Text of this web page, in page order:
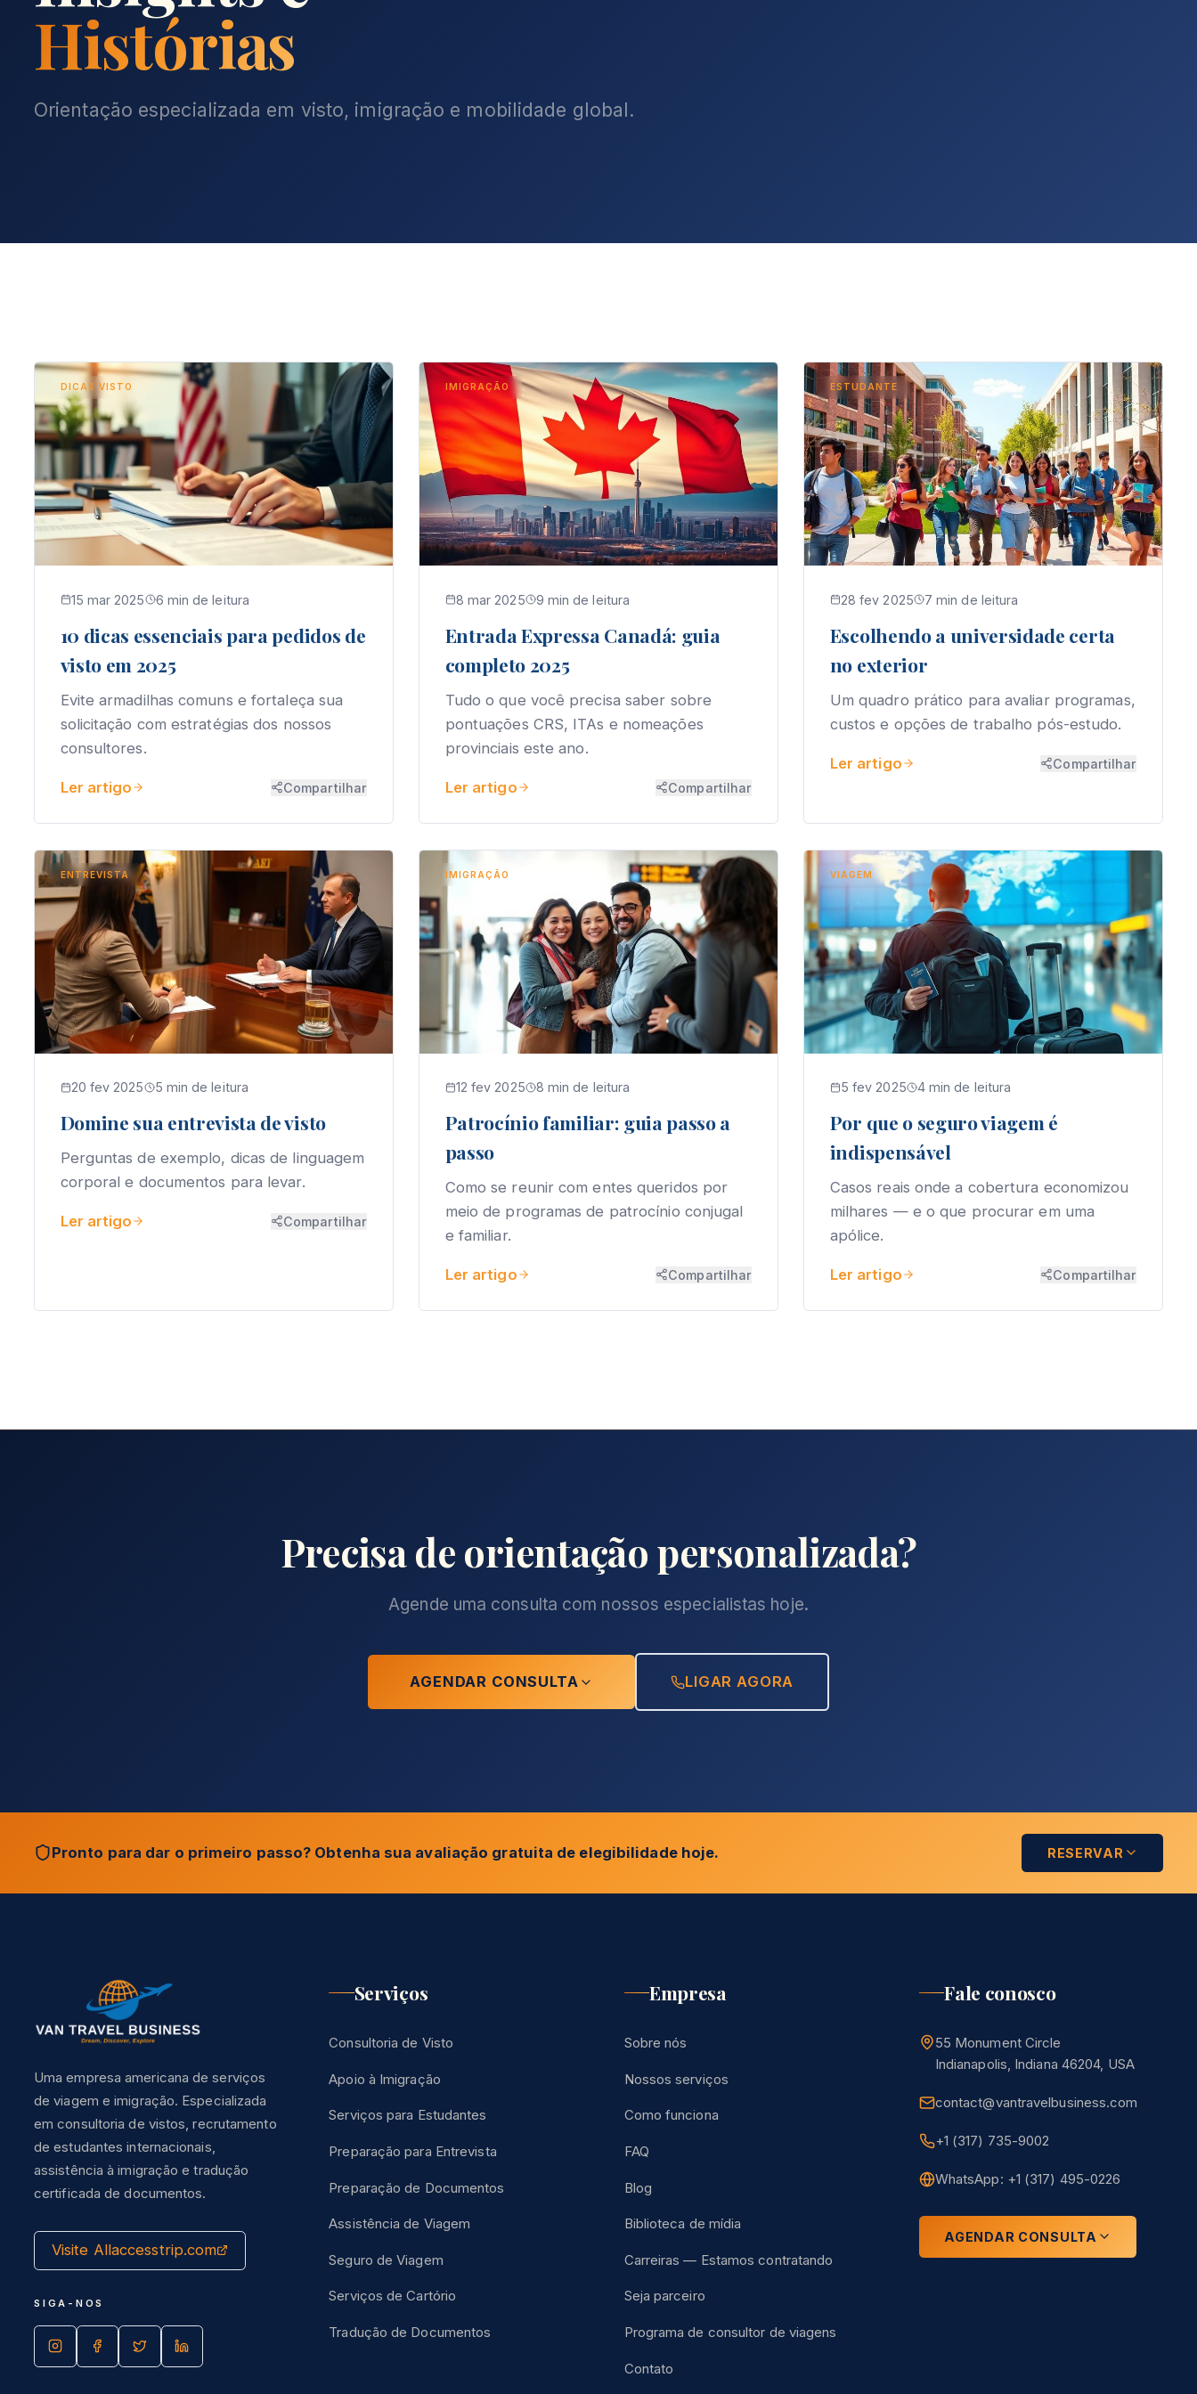
Histórias
Orientação especializada em visto, imigração e mobilidade global.
DICAS VISTO
15 mar 2025 6 min de leitura
10 dicas essenciais para pedidos de
visto em 2025
Evite armadilhas comuns e fortaleça sua
solicitação com estratégias dos nossos
consultores.
Ler artigo Compartilhar
IMIGRAÇÃO
8 mar 2025 9 min de leitura
Entrada Expressa Canadá: guia
completo 2025
Tudo o que você precisa saber sobre
pontuações CRS, ITAs e nomeações
provinciais este ano.
Ler artigo Compartilhar
ESTUDANTE
28 fev 2025 7 min de leitura
Escolhendo a universidade certa
no exterior
Um quadro prático para avaliar programas,
custos e opções de trabalho pós-estudo.
Ler artigo Compartilhar
ENTREVISTA
20 fev 2025 5 min de leitura
Domine sua entrevista de visto
Perguntas de exemplo, dicas de linguagem
corporal e documentos para levar.
Ler artigo Compartilhar
IMIGRAÇÃO
12 fev 2025 8 min de leitura
Patrocínio familiar: guia passo a
passo
Como se reunir com entes queridos por
meio de programas de patrocínio conjugal
e familiar.
Ler artigo Compartilhar
VIAGEM
5 fev 2025 4 min de leitura
Por que o seguro viagem é
indispensável
Casos reais onde a cobertura economizou
milhares — e o que procurar em uma
apólice.
Ler artigo Compartilhar
Precisa de orientação personalizada?
Agende uma consulta com nossos especialistas hoje.
AGENDAR CONSULTA LIGAR AGORA
Pronto para dar o primeiro passo? Obtenha sua avaliação gratuita de elegibilidade hoje. RESERVAR
Uma empresa americana de serviços
de viagem e imigração. Especializada
em consultoria de vistos, recrutamento
de estudantes internacionais,
assistência à imigração e tradução
certificada de documentos.
Visite Allaccesstrip.com
SIGA-NOS
Serviços
Consultoria de Visto
Apoio à Imigração
Serviços para Estudantes
Preparação para Entrevista
Preparação de Documentos
Assistência de Viagem
Seguro de Viagem
Serviços de Cartório
Tradução de Documentos
Empresa
Sobre nós
Nossos serviços
Como funciona
FAQ
Blog
Biblioteca de mídia
Carreiras — Estamos contratando
Seja parceiro
Programa de consultor de viagens
Contato
Fale conosco
55 Monument Circle
Indianapolis, Indiana 46204, USA
contact@vantravelbusiness.com
+1 (317) 735-9002
WhatsApp: +1 (317) 495-0226
AGENDAR CONSULTA